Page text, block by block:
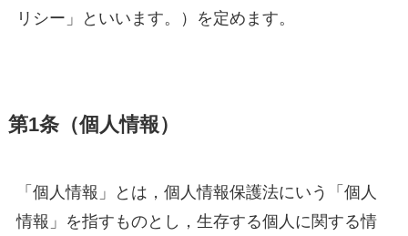
リシー」といいます。）を定めます。
第1条（個人情報）
「個人情報」とは，個人情報保護法にいう「個人
情報」を指すものとし，生存する個人に関する情